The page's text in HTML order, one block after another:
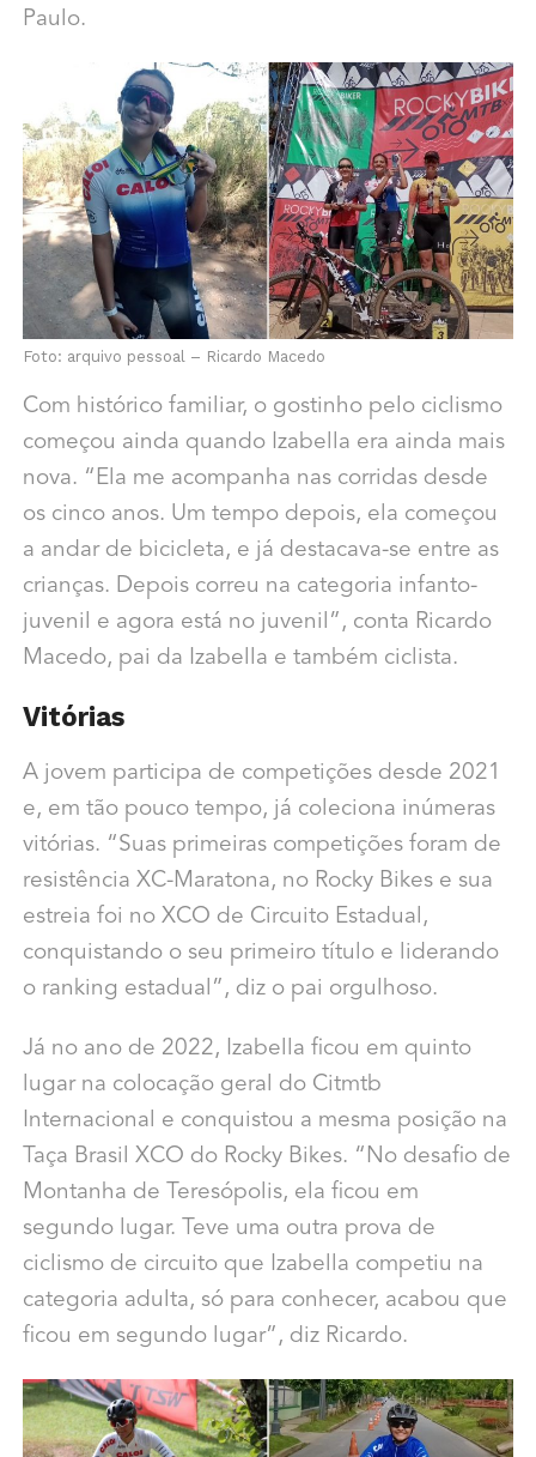
Paulo.
Foto: arquivo pessoal – Ricardo Macedo
Com histórico familiar, o gostinho pelo ciclismo
começou ainda quando Izabella era ainda mais
nova. “Ela me acompanha nas corridas desde
os cinco anos. Um tempo depois, ela começou
a andar de bicicleta, e já destacava-se entre as
crianças. Depois correu na categoria infanto-
juvenil e agora está no juvenil”, conta Ricardo
Macedo, pai da Izabella e também ciclista.
Vitórias
A jovem participa de competições desde 2021
e, em tão pouco tempo, já coleciona inúmeras
vitórias. “Suas primeiras competições foram de
resistência XC-Maratona, no Rocky Bikes e sua
estreia foi no XCO de Circuito Estadual,
conquistando o seu primeiro título e liderando
o ranking estadual”, diz o pai orgulhoso.
Já no ano de 2022, Izabella ficou em quinto
lugar na colocação geral do Citmtb
Internacional e conquistou a mesma posição na
Taça Brasil XCO do Rocky Bikes. “No desafio de
Montanha de Teresópolis, ela ficou em
segundo lugar. Teve uma outra prova de
ciclismo de circuito que Izabella competiu na
categoria adulta, só para conhecer, acabou que
ficou em segundo lugar”, diz Ricardo.